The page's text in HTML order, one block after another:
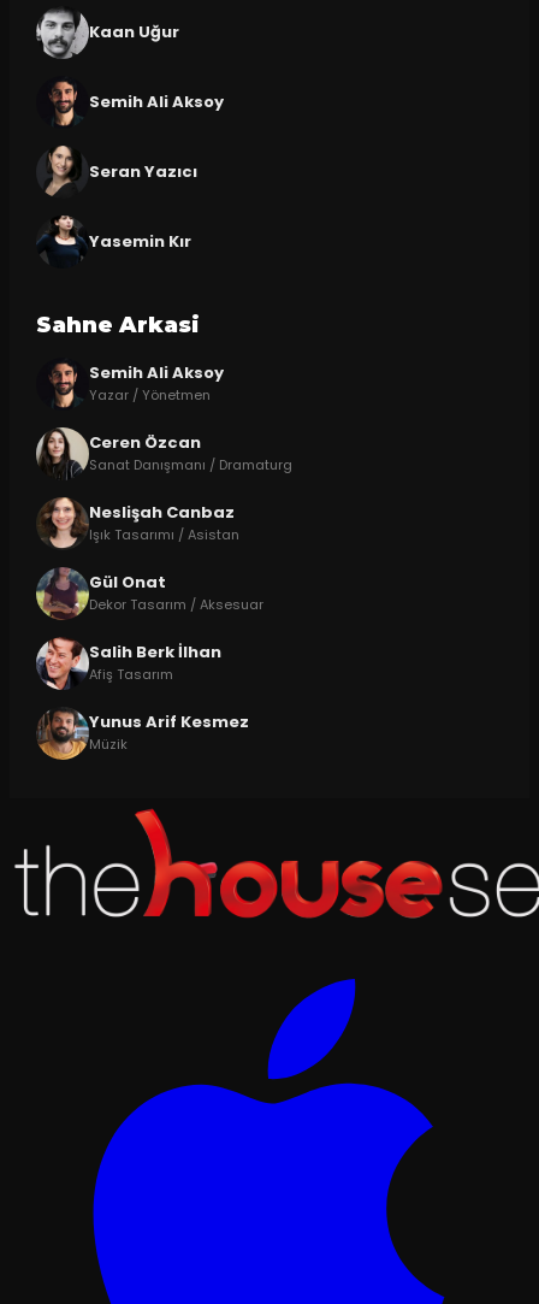
Kaan Uğur
Semih Ali Aksoy
Seran Yazıcı
Yasemin Kır
Sahne Arkasi
Semih Ali Aksoy
Yazar / Yönetmen
Ceren Özcan
Sanat Danışmanı / Dramaturg
Neslişah Canbaz
Işık Tasarımı / Asistan
Gül Onat
Dekor Tasarım / Aksesuar
Salih Berk İlhan
Afiş Tasarım
Yunus Arif Kesmez
Müzik